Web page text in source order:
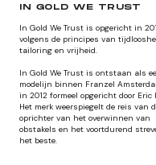
IN GOLD WE TRUST
In Gold We Trust is opgericht in
volgens de principes van
tailoring en vrijheid.
In Gold We Trust is ontstaan als
modelijn binnen Franzel
in 2012 formeel opgericht door Eric
Het merk weerspiegelt de reis van
oprichter van het overwinnen van
obstakels en het voortdurend
het beste.